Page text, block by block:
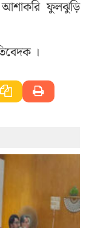
ফুলঝুড়ি
।